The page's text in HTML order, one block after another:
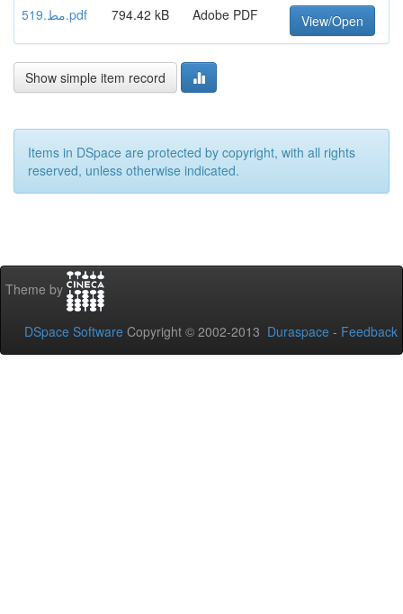
مط.519.pdf
794.42 kB Adobe PDF View/Open
Show simple item record
Items in DSpace are protected by copyright, with all rights
reserved, unless otherwise indicated.
Theme by
DSpace Software Copyright © 2002-2013 Duraspace - Feedback